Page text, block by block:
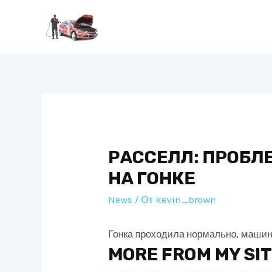
содержимому
РАССЕЛЛ:
НА ГОНКЕ
News / От kevin_brown
Гонка проходила нормально,
MORE FROM MY